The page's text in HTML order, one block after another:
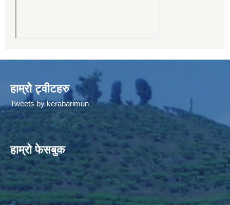
हाम्रो ट्वीटहरु
Tweets by kerabarimun
हाम्रो फेसबुक